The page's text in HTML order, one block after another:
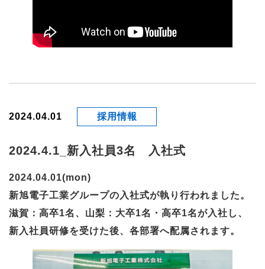
2024.04.01 採用情報
2024.4.1_新入社員3名 入社式
2024.04.01(mon)
新旭電子工業グループの入社式が執り行われました。
滋賀：高卒1名、山梨：大卒1名・高卒1名が入社し、
新入社員研修を受けた後、各部署へ配属されます。